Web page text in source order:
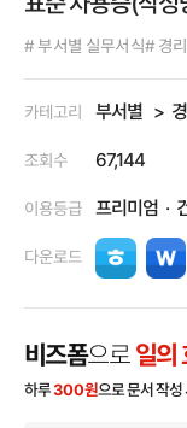
# 부서별 실무서식# 경
카테고리 부서별
조회수 67,144
이용등급 프리미엄
다운로드
비즈폼으로 일의
하루300원으로 문서 작